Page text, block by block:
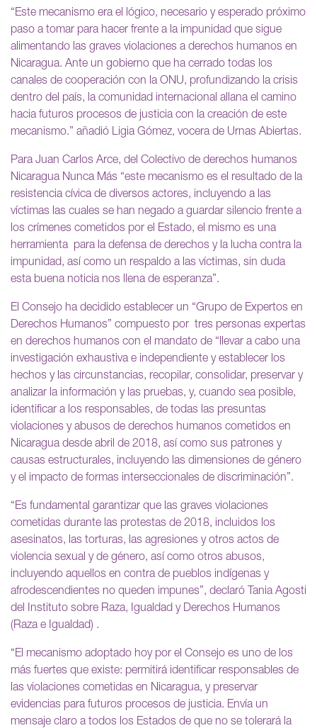
“Este mecanismo era el lógico, necesario y esperado próximo
paso a tomar para hacer frente a la impunidad que sigue
alimentando las graves violaciones a derechos humanos en
Nicaragua. Ante un gobierno que ha cerrado todas los
canales de cooperación con la ONU, profundizando la crisis
dentro del país, la comunidad internacional allana el camino
hacia futuros procesos de justicia con la creación de este
mecanismo.” añadió Ligia Gómez, vocera de Urnas Abiertas.
Para Juan Carlos Arce, del Colectivo de derechos humanos
Nicaragua Nunca Más “este mecanismo es el resultado de la
resistencia cívica de diversos actores, incluyendo a las
víctimas las cuales se han negado a guardar silencio frente a
los crímenes cometidos por el Estado, el mismo es una
herramienta para la defensa de derechos y la lucha contra la
impunidad, así como un respaldo a las víctimas, sin duda
esta buena noticia nos llena de esperanza”.
El Consejo ha decidido establecer un “Grupo de Expertos en
Derechos Humanos” compuesto por tres personas expertas
en derechos humanos con el mandato de “llevar a cabo una
investigación exhaustiva e independiente y establecer los
hechos y las circunstancias, recopilar, consolidar, preservar y
analizar la información y las pruebas, y, cuando sea posible,
identificar a los responsables, de todas las presuntas
violaciones y abusos de derechos humanos cometidos en
Nicaragua desde abril de 2018, así como sus patrones y
causas estructurales, incluyendo las dimensiones de género
y el impacto de formas interseccionales de discriminación”.
“Es fundamental garantizar que las graves violaciones
cometidas durante las protestas de 2018, incluidos los
asesinatos, las torturas, las agresiones y otros actos de
violencia sexual y de género, así como otros abusos,
incluyendo aquellos en contra de pueblos indígenas y
afrodescendientes no queden impunes”, declaró Tania Agosti
del Instituto sobre Raza, Igualdad y Derechos Humanos
(Raza e Igualdad) .
“El mecanismo adoptado hoy por el Consejo es uno de los
más fuertes que existe: permitirá identificar responsables de
las violaciones cometidas en Nicaragua, y preservar
evidencias para futuros procesos de justicia. Envía un
mensaje claro a todos los Estados de que no se tolerará la